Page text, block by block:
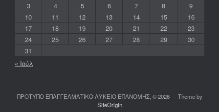
3
4 5 6 7 8
9
10
11 12 13 14 15
16
17
18 19 20 21 22
23
24
25 26 27 28 29
30
31
« Ιούλ
ΠΡΟΤΥΠΟ ΕΠΑΓΓΕΛΜΑΤΙΚΟ ΛΥΚΕΙΟ ΕΠΑΝΟΜΗΣ, © 2026
Theme by
SiteOrigin